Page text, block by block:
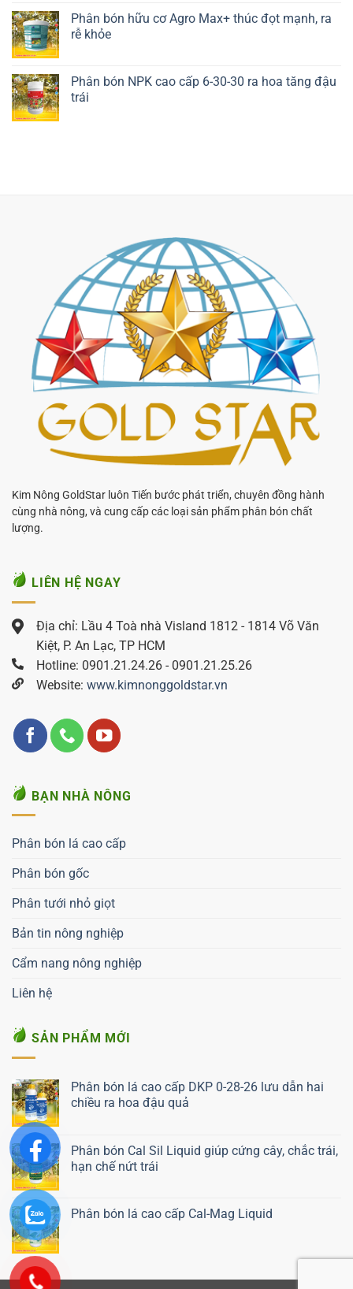
Phân bón hữu cơ Agro Max+ thúc đọt mạnh, ra
rễ khỏe
Phân bón NPK cao cấp 6-30-30 ra hoa tăng đậu
trái
Kim Nông GoldStar luôn Tiến bước phát triển, chuyên đồng hành
cùng nhà nông, và cung cấp các loại sản phẩm phân bón chất
lượng.
LIÊN HỆ NGAY
Địa chỉ: Lầu 4 Toà nhà Visland 1812 - 1814 Võ Văn
Kiệt, P. An Lạc, TP HCM
Hotline: 0901.21.24.26 - 0901.21.25.26
Website: www.kimnonggoldstar.vn
BẠN NHÀ NÔNG
Phân bón lá cao cấp
Phân bón gốc
Phân tưới nhỏ giọt
Bản tin nông nghiệp
Cẩm nang nông nghiệp
Liên hệ
SẢN PHẨM MỚI
Phân bón lá cao cấp DKP 0-28-26 lưu dẫn hai
chiều ra hoa đậu quả
Phân bón Cal Sil Liquid giúp cứng cây, chắc trái,
hạn chế nứt trái
Liên hệ ngay
Phân bón lá cao cấp Cal-Mag Liquid